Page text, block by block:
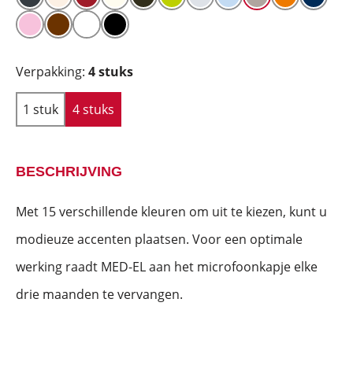
Verpakking: 4 stuks
1 stuk 4 stuks
BESCHRIJVING
Met 15 verschillende kleuren om uit te kiezen, kunt u
modieuze accenten plaatsen. Voor een optimale
werking raadt MED-EL aan het microfoonkapje elke
drie maanden te vervangen.